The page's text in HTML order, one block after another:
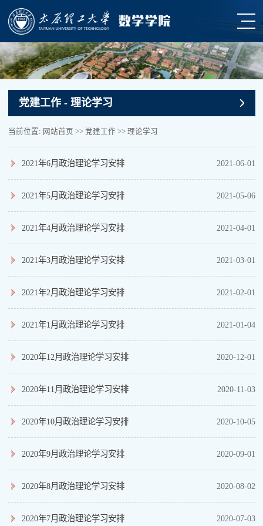
党建工作 - 理论学习
当前位置: 网站首页 >> 党建工作 >> 理论学习
2021年6月政治理论学习安排 2021-06-01
2021年5月政治理论学习安排 2021-05-06
2021年4月政治理论学习安排 2021-04-01
2021年3月政治理论学习安排 2021-03-01
2021年2月政治理论学习安排 2021-02-01
2021年1月政治理论学习安排 2021-01-04
2020年12月政治理论学习安排 2020-12-01
2020年11月政治理论学习安排 2020-11-03
2020年10月政治理论学习安排 2020-10-05
2020年9月政治理论学习安排 2020-09-01
2020年8月政治理论学习安排 2020-08-02
2020年7月政治理论学习安排 2020-07-03